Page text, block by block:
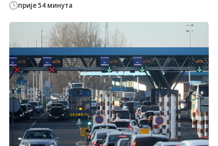
прије 54 минута